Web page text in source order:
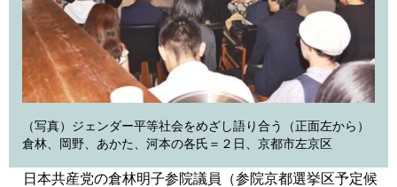
（写真）ジェンダー平等社会をめざし語り合う（正面左から）
倉林、岡野、あかた、河本の各氏＝２日、京都市左京区
日本共産党の倉林明子参院議員（参院京都選挙区予定候